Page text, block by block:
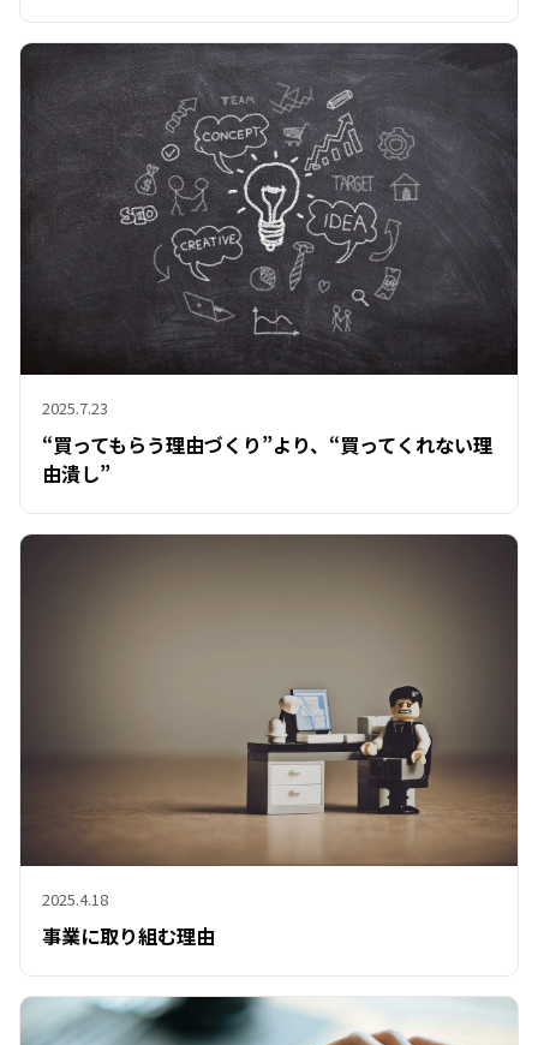
2025.7.23
“買ってもらう理由づくり”より、“買ってくれない理
由潰し”
2025.4.18
事業に取り組む理由